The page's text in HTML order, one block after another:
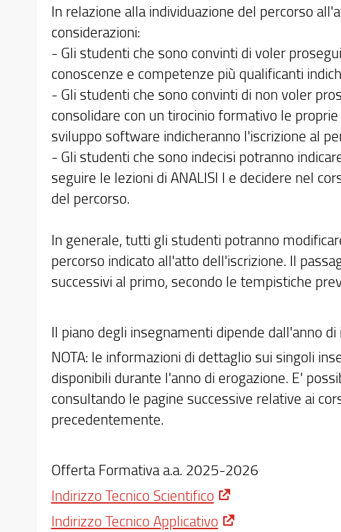
In relazione alla individuazione del percorso
considerazioni:
- Gli studenti che sono convinti di voler
conoscenze e competenze più qualificanti
- Gli studenti che sono convinti di non voler
consolidare con un tirocinio formativo le
sviluppo software indicheranno l'iscrizione al
- Gli studenti che sono indecisi potranno
seguire le lezioni di ANALISI I e decidere nel
del percorso.
In generale, tutti gli studenti potranno
percorso indicato all'atto dell'iscrizione. Il
successivi al primo, secondo le tempistiche
Il piano degli insegnamenti dipende dall'anno
NOTA: le informazioni di dettaglio sui singoli
disponibili durante l'anno di erogazione. E'
consultando le pagine successive relative ai
precedentemente.
Offerta Formativa a.a. 2025-2026
Indirizzo Tecnico Scientifico
Indirizzo Tecnico Applicativo